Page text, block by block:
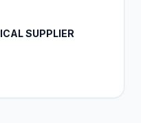
SUPPLIER